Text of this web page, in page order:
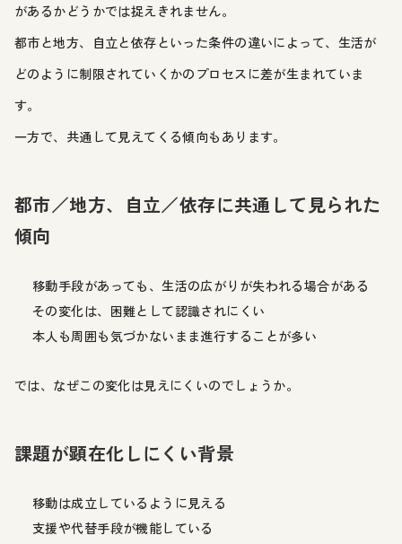
があるかどうかでは捉えきれません。
都市と地方、自立と依存といった条件の違いによって、生活が
どのように制限されていくかのプロセスに差が生まれていま
す。
一方で、共通して見えてくる傾向もあります。
都市／地方、自立／依存に共通して見られた
傾向
移動手段があっても、生活の広がりが失われる場合がある
その変化は、困難として認識されにくい
本人も周囲も気づかないまま進行することが多い
では、なぜこの変化は見えにくいのでしょうか。
課題が顕在化しにくい背景
移動は成立しているように見える
支援や代替手段が機能している